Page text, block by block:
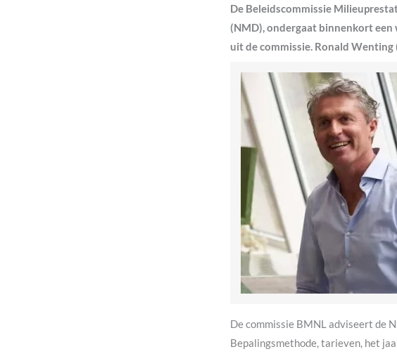
De Beleidscommissie
(NMD), ondergaat binnenkort
uit de commissie. Ronald
De commissie BMNL adviseert de
Bepalingsmethode, tarieven, het